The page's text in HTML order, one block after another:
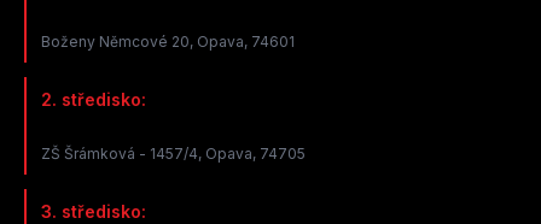
Boženy Němcové 20, Opava, 74601
2. středisko:
ZŠ Šrámková - 1457/4, Opava, 74705
3. středisko: